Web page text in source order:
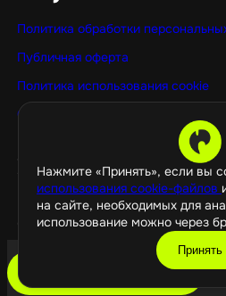
Нажмите «Принять», если вы
использования cookie-файлов
на сайте, необходимых для
использование можно через
Принять
Политика обработки
Публичная оферта
Политика использования cookie
Оптовые покупки
©️ 2026 GamePropaganda